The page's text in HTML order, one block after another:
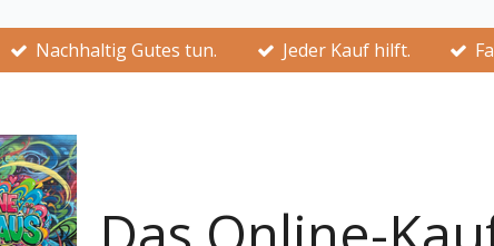
Nachhaltig Gutes tun. Jeder Kauf hilft.